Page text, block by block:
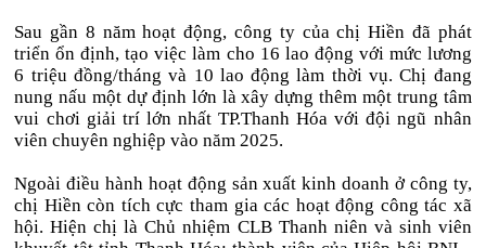
Sau gần 8 năm hoạt động, công ty của chị Hiền đã phát
triển ổn định, tạo việc làm cho 16 lao động với mức lương
6 triệu đồng/tháng và 10 lao động làm thời vụ. Chị đang
nung nấu một dự định lớn là xây dựng thêm một trung tâm
vui chơi giải trí lớn nhất TP.Thanh Hóa với đội ngũ nhân
viên chuyên nghiệp vào năm 2025.
Ngoài điều hành hoạt động sản xuất kinh doanh ở công ty,
chị Hiền còn tích cực tham gia các hoạt động công tác xã
hội. Hiện chị là Chủ nhiệm CLB Thanh niên và sinh viên